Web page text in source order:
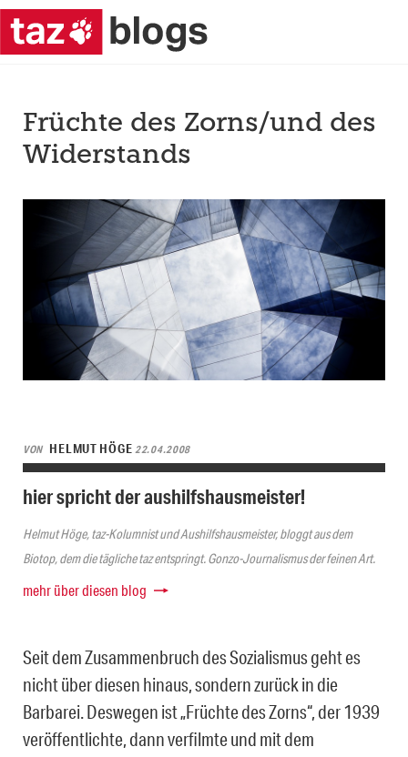
Früchte des Zorns/und des
Widerstands
VON HELMUT HÖGE22.04.2008
hier spricht der aushilfshausmeister!
Helmut Höge, taz-Kolumnist und Aushilfshausmeister, bloggt aus dem
Biotop, dem die tägliche taz entspringt. Gonzo-Journalismus der feinen Art.
mehr über diesen blog
Seit dem Zusammenbruch des Sozialismus geht es
nicht über diesen hinaus, sondern zurück in die
Barbarei. Deswegen ist „Früchte des Zorns“, der 1939
veröffentlichte, dann verfilmte und mit dem